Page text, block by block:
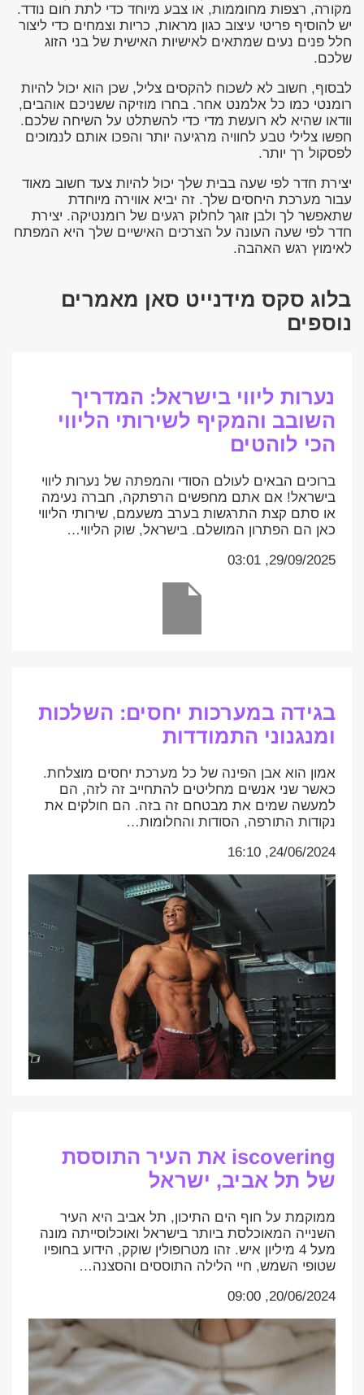
מקורה, רצפות מחוממות, או צבע מיוחד כדי לתת חום נודד.
יש להוסיף פריטי עיצוב כגון מראות, כריות וצמחים כדי ליצור
חלל פנים נעים שמתאים לאישיות האישית של בני הזוג
שלכם.
לבסוף, חשוב לא לשכוח להקסים צליל, שכן הוא יכול להיות
רומנטי כמו כל אלמנט אחר. בחרו מוזיקה ששניכם אוהבים,
וודאו שהיא לא רועשת מדי כדי להשתלט על השיחה שלכם.
חפשו צלילי טבע לחוויה מרגיעה יותר והפכו אותם לנמוכים
לפסקול רך יותר.
יצירת חדר לפי שעה בבית שלך יכול להיות צעד חשוב מאוד
עבור מערכת היחסים שלך. זה יביא אווירה מיוחדת
שתאפשר לך ולבן זוגך לחלוק רגעים של רומנטיקה. יצירת
חדר לפי שעה העונה על הצרכים האישיים שלך היא המפתח
לאימוץ רגש האהבה.
בלוג סקס מידנייט סאן מאמרים
נוספים
נערות ליווי בישראל: המדריך
השובב והמקיף לשירותי הליווי
הכי לוהטים
ברוכים הבאים לעולם הסודי והמפתה של נערות ליווי
בישראל! אם אתם מחפשים הרפתקה, חברה נעימה
או סתם קצת התרגשות בערב משעמם, שירותי הליווי
כאן הם הפתרון המושלם. בישראל, שוק הליווי…
29/09/2025, 03:01
בגידה במערכות יחסים: השלכות
ומנגנוני התמודדות
אמון הוא אבן הפינה של כל מערכת יחסים מוצלחת.
כאשר שני אנשים מחליטים להתחייב זה לזה, הם
למעשה שמים את מבטחם זה בזה. הם חולקים את
נקודות התורפה, הסודות והחלומות…
24/06/2024, 16:10
iscovering את העיר התוססת
של תל אביב, ישראל
ממוקמת על חוף הים התיכון, תל אביב היא העיר
השנייה המאוכלסת ביותר בישראל ואוכלוסייתה מונה
מעל 4 מיליון איש. זהו מטרופולין שוקק, הידוע בחופיו
שטופי השמש, חיי הלילה התוססים והסצנה…
20/06/2024, 09:00